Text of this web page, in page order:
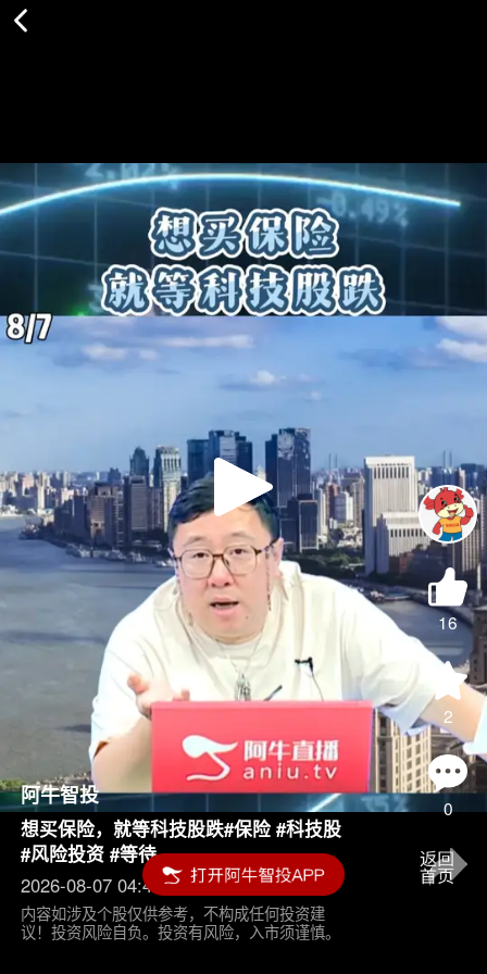
Play
Video
16
2
0
阿牛智投
想买保险，就等科技股跌#保险 #科技股
#风险投资 #等待
2026-08-07 04:45
内容如涉及个股仅供参考，不构成任何投资建
议！投资风险自负。投资有风险，入市须谨慎。